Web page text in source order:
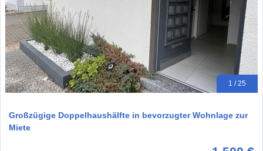
1 / 25
Großzügige Doppelhaushälfte in bevorzugter Wohnlage zur
Miete